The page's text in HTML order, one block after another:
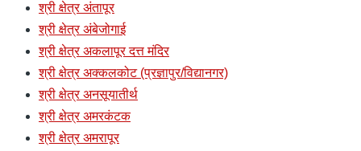
श्री क्षेत्र अंतापूर
श्री क्षेत्र अंबेजोगाई
श्री क्षेत्र अकलापूर दत्त मंदिर
श्री क्षेत्र अक्कलकोट (प्रज्ञापुर/विद्यानगर)
श्री क्षेत्र अनसूयातीर्थ
श्री क्षेत्र अमरकंटक
श्री क्षेत्र अमरापूर